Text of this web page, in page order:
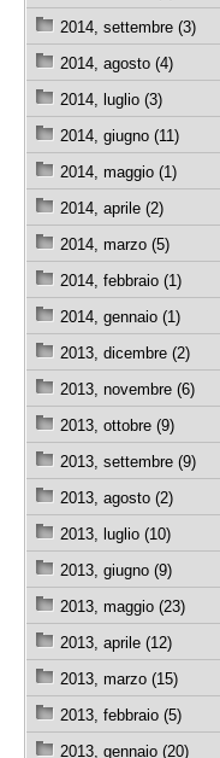
2014, settembre (3)
2014, agosto (4)
2014, luglio (3)
2014, giugno (11)
2014, maggio (1)
2014, aprile (2)
2014, marzo (5)
2014, febbraio (1)
2014, gennaio (1)
2013, dicembre (2)
2013, novembre (6)
2013, ottobre (9)
2013, settembre (9)
2013, agosto (2)
2013, luglio (10)
2013, giugno (9)
2013, maggio (23)
2013, aprile (12)
2013, marzo (15)
2013, febbraio (5)
2013, gennaio (20)